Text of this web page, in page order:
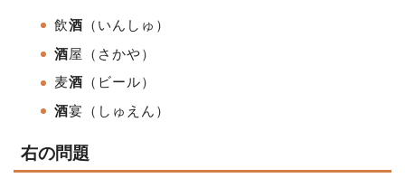
飲酒 （いんしゅ）
酒屋（さかや）
麦酒 （ビール）
酒宴 （しゅえん）
右の問題